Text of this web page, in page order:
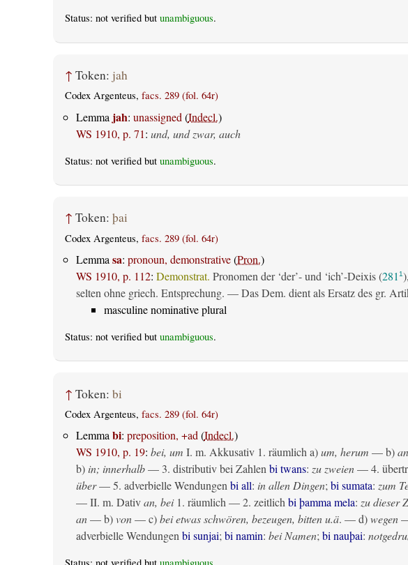
Status: not verified but unambiguous.
↑ Token: jah
Codex Argenteus, facs. 289 (fol. 64r)
Lemma jah: unassigned (Indecl.)
WS 1910, p. 71: und, und zwar, auch
Status: not verified but unambiguous.
↑ Token: þai
Codex Argenteus, facs. 289 (fol. 64r)
Lemma sa: pronoun, demonstrative(Pron.)
WS 1910, p. 112: Demonstrat. Pronomen der ‘der’- und ‘ich’-Deixis (281 1),
selten ohne griech. Entsprechung. — Das Dem. dient als Ersatz des gr.
masculine nominative plural
Status: not verified but unambiguous.
↑ Token: bi
Codex Argenteus, facs. 289 (fol. 64r)
Lemma bi: preposition, +ad (Indecl.)
WS 1910, p. 19: bei, um I. m. Akkusativ1. räumlich a)um, herum — b)an
b) in; innerhalb— 3. distributiv bei Zahlen bi twans: zu zweien— 4.
über— 5. adverbielle Wendungen bi all: in allen Dingen; bi sumata: zum
— II. m. Dativ an, bei1. räumlich — 2. zeitlich bi þamma mela: zu dieser
an— b)von— c)bei etwas schwören, bezeugen, bitten u.ä. — d)wegen
adverbielle Wendungen bi sunjai; bi namin: bei Namen; bi nauþai: